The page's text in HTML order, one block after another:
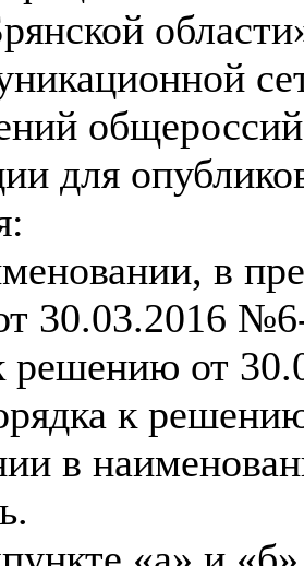
для
в
30.03.2016
решению от
к
в